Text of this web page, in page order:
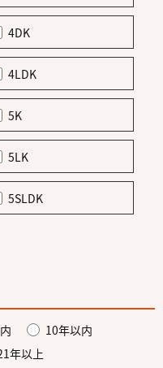
4DK
4LDK
5K
5LK
5SLDK
10年以内
年以上